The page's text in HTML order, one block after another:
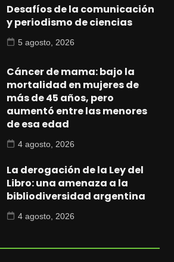
Desafíos de la comunicación
y periodismo de ciencias
5 agosto, 2026
Cáncer de mama: bajo la
mortalidad en mujeres de
más de 45 años, pero
aumentó entre las menores
de esa edad
4 agosto, 2026
La derogación de la Ley del
Libro: una amenaza a la
bibliodiversidad argentina
4 agosto, 2026